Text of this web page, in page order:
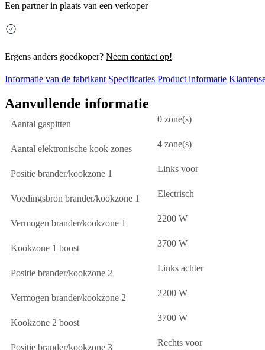
Een partner in plaats van een verkoper
Ergens anders goedkoper? Neem contact op!
Informatie van de fabrikant Specificaties Product informatie
Aanvullende informatie
Aantal gaspitten 0 zone(s)
Aantal elektronische kook zones 4 zone(s)
Positie brander/kookzone 1 Links voor
Voedingsbron brander/kookzone 1 Electrisch
Vermogen brander/kookzone 1 2200 W
Kookzone 1 boost 3700 W
Positie brander/kookzone 2 Links achter
Vermogen brander/kookzone 2 2200 W
Kookzone 2 boost 3700 W
Positie brander/kookzone 3 Rechts voor